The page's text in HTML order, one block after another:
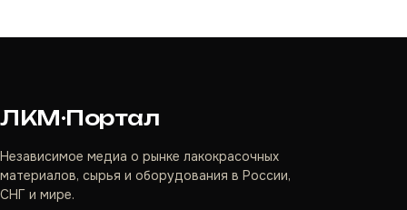
ЛКМ·Портал
Независимое медиа о рынке лакокрасочных
материалов, сырья и оборудования в России,
СНГ и мире.